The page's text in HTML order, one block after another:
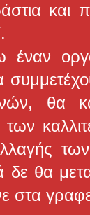
έναν
θα
των
δε θα
στα